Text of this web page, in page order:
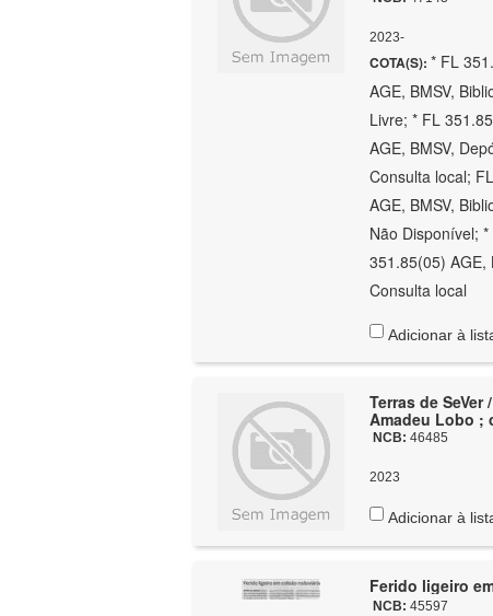
2023-
COTA(S):* FL
AGE, BMSV,
Livre; * FL
AGE, BMSV,
Consulta local;
AGE, BMSV,
Não Disponível;
351.85(05) AGE,
Consulta local
Adicionar à
Terras de
Amadeu Lobo ;
NCB:46485
2023
Adicionar à
Ferido ligeiro
NCB:45597